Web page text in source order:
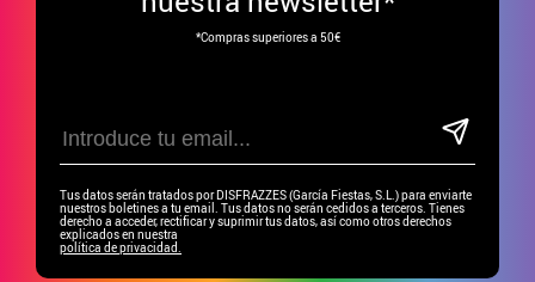
*Compras superiores a 50€
Tus datos serán tratados por DISFRAZZES (García Fiestas, S.L.) para enviarte
nuestros boletines a tu email. Tus datos no serán cedidos a terceros. Tienes
derecho a acceder, rectificar y suprimir tus datos, así como otros derechos
explicados en nuestra
política de privacidad.